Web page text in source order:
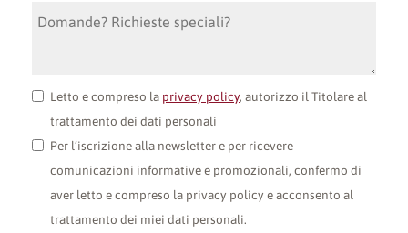
Letto e compreso la privacy policy, autorizzo il Titolare al
trattamento dei dati personali
Per l’iscrizione alla newsletter e per ricevere
comunicazioni informative e promozionali, confermo di
aver letto e compreso la privacy policy e acconsento al
trattamento dei miei dati personali.